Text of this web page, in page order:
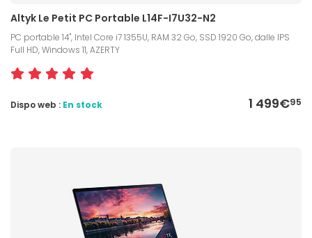
Altyk Le Petit PC Portable L14F-I7U32-N2
PC portable 14", Intel Core i7 1355U, RAM 32 Go, SSD 1920 Go, dalle IPS
Full HD, Windows 11, AZERTY
1 499€95
Dispo web : En stock